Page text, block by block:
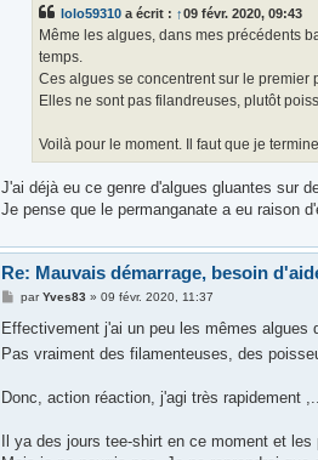
lolo59310 a écrit : ↑09 févr. 2020, 09:43
Même les algues, dans mes précédents
temps.
Ces algues se concentrent sur le premier
Elles ne sont pas filandreuses, plutôt
Voilà pour le moment. Il faut que je
J'ai déjà eu ce genre d'algues gluantes sur
Je pense que le permanganate a eu raison
Re: Mauvais démarrage, besoin
M
s
a
parYves83 »09 févr. 2020, 11:37
Effectivement j'ai un peu les mêmes algues
Pas vraiment des filamenteuses, des
Donc, action réaction, j'agi très
Il ya des jours tee-shirt en ce moment et